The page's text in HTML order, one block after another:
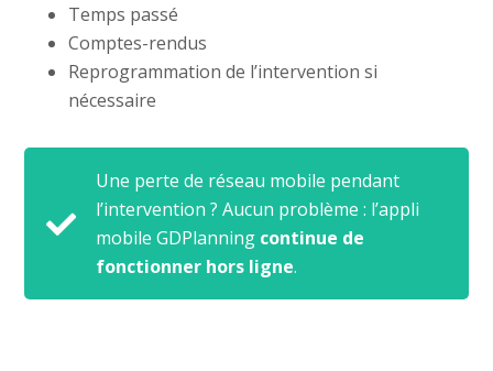
Temps passé
Comptes-rendus
Reprogrammation de l’intervention si
nécessaire
Une perte de réseau mobile pendant
l’intervention ? Aucun problème : l’appli
mobile GDPlanning continue de
fonctionner hors ligne.